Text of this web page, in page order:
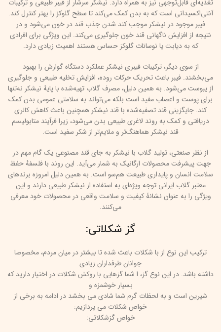
تغذیه‌ای قابل‌توجهی نیز به همراه دارد. نیشکر سرشار از فیبر طبیعی و ترکیبات
آنتی‌اکسیدانی است که به بدن کمک می‌کند تا سطح گلوکز را بهتر کنترل کند.
فیبر موجود در نیشکر موجب کند شدن جذب قند در خون می‌شود و در
نتیجه از افزایش ناگهانی قند خون جلوگیری می‌کند. این ویژگی برای افرادی
که به دیابت یا نوسانات گلوکز حساس هستند اهمیت زیادی دارد.
از سوی دیگر، ترکیبات فیبری نیشکر عملکرد دستگاه گوارش را بهبود
می‌بخشند. فیبر باعث تحریک حرکات روده، افزایش تخلیه طبیعی و جلوگیری
از یبوست می‌شود. به همین دلیل، مصرف گلاب تهیه‌شده با پایهٔ نیشکر نه‌تنها
برای پوست و اعصاب مفید است بلکه می‌تواند به سلامتی عمومی بدن کمک
کند. جایگزینی قند تصفیه‌شده با قند نیشکر همچنین باعث کاهش کالری
دریافتی و کمک به روند لاغری طبیعی بدن می‌شود، زیرا فرآیند متابولیسم
قند نیشکر هماهنگ‌تر و ملایم‌تر از شکر سفید است.
از نظر صنعتی، تولید گلاب با نیشکر به جای قند مصنوعی یک گام مهم در
جهت پیشرفت محصولات ارگانیک به شمار می‌آید. این روند با فلسفهٔ حفظ
سلامت انسان و پایداری طبیعت هم‌سو است. به همین دلیل امروزه برندهای
معتبر گلاب ایرانی توجه ویژه‌ای به استفاده از نیشکر طبیعی دارند و این
ویژگی را به عنوان نشانهٔ کیفیت و سلامت واقعی در محصولات خود معرفی
می‌کنند.
گز شکلاتی:
ترکیب این نوع از با شکلات باعث شده تا بیشتر در میان مردم، مخصوصا
جوانان طرفداران زیادی
داشته باشد. در این نوع گز، ا شما گز‌هایی با روکش شکلات در اختیار دارید که
بسیار خوشمزه و
شیرین است و به لحظات گرم شما شادی می بخشد در ادامه به برخی از
خواص شکلات می پردازیم:
خواص گزشکلاتی: